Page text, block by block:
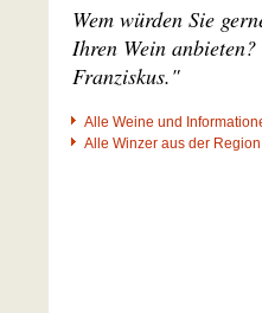
Wem würden Sie
Ihren Wein
Franziskus."
Alle Weine und
Alle Winzer aus der